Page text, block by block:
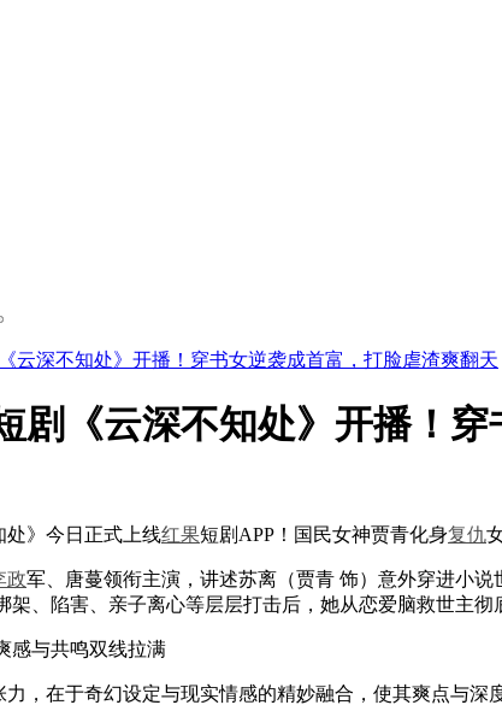
云深不知处》开播！穿书女逆袭成首富，打脸虐渣爽翻天
剧《云深不知处》开播！
处》今日正式上线红果短剧APP！国民女神贾青化身复仇
政军、唐蔓领衔主演，讲述苏离（贾青 饰）意外穿进小
架、陷害、亲子离心等层层打击后，她从恋爱脑救世主彻
与共鸣双线拉满
在于奇幻设定与现实情感的精妙融合，使其爽点与深